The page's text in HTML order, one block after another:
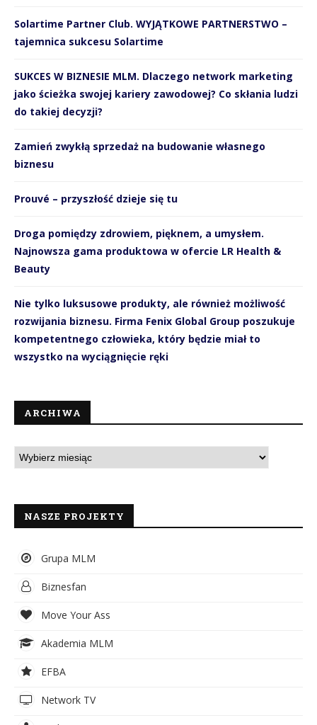
Solartime Partner Club. WYJĄTKOWE PARTNERSTWO –
tajemnica sukcesu Solartime
SUKCES W BIZNESIE MLM. Dlaczego network marketing
jako ścieżka swojej kariery zawodowej? Co skłania ludzi
do takiej decyzji?
Zamień zwykłą sprzedaż na budowanie własnego
biznesu
Prouvé – przyszłość dzieje się tu
Droga pomiędzy zdrowiem, pięknem, a umysłem.
Najnowsza gama produktowa w ofercie LR Health &
Beauty
Nie tylko luksusowe produkty, ale również możliwość
rozwijania biznesu. Firma Fenix Global Group poszukuje
kompetentnego człowieka, który będzie miał to
wszystko na wyciągnięcie ręki
ARCHIWA
NASZE PROJEKTY
Grupa MLM
Biznesfan
Move Your Ass
Akademia MLM
EFBA
Network TV